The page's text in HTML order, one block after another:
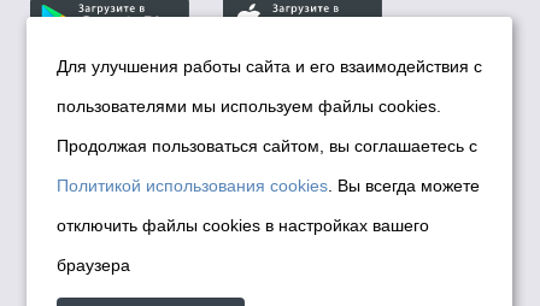
© Департамент информационной политики мэрии
города Новосибирска, 2026
Политика использования Cookies
Политика по обработке персональных
данных в информационных системах
мэрии города Новосибирска
Для улучшения работы сайта и его взаимодействия с
пользователями мы используем файлы cookies.
Продолжая пользоваться сайтом, вы соглашаетесь с
Политикой использования cookies . Вы всегда можете
отключить файлы cookies в настройках вашего
браузера